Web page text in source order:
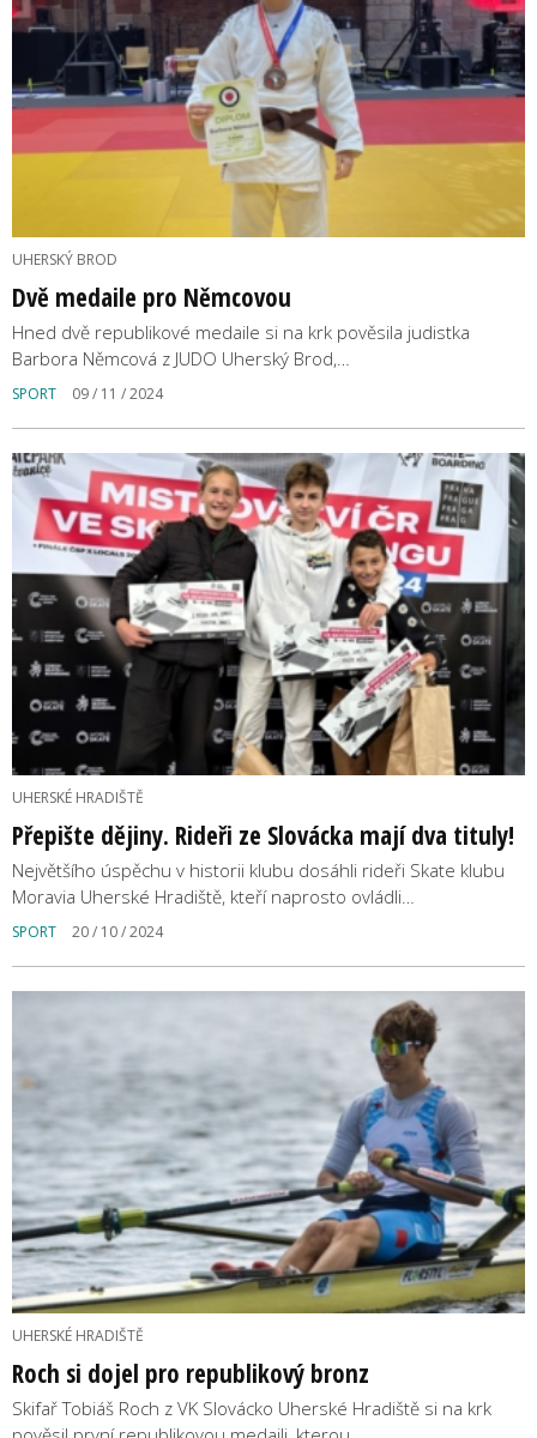
UHERSKÝ BROD
Dvě medaile pro Němcovou
Hned dvě republikové medaile si na krk pověsila judistka
Barbora Němcová z JUDO Uherský Brod,…
SPORT 09 / 11 / 2024
UHERSKÉ HRADIŠTĚ
Přepište dějiny. Rideři ze Slovácka mají dva tituly!
Největšího úspěchu v historii klubu dosáhli rideři Skate klubu
Moravia Uherské Hradiště, kteří naprosto ovládli…
SPORT 20 / 10 / 2024
UHERSKÉ HRADIŠTĚ
Roch si dojel pro republikový bronz
Skifař Tobiáš Roch z VK Slovácko Uherské Hradiště si na krk